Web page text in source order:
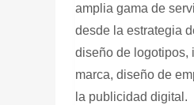
amplia gama de
desde la estrategia
diseño de logotipos,
marca, diseño de
la publicidad digital.